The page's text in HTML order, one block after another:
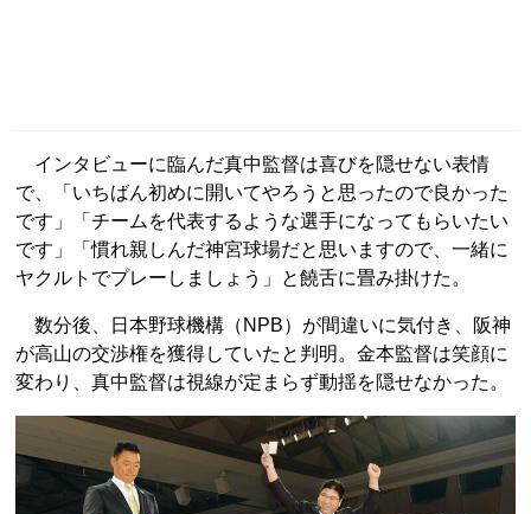
インタビューに臨んだ真中監督は喜びを隠せない表情
で、「いちばん初めに開いてやろうと思ったので良かった
です」「チームを代表するような選手になってもらいたい
です」「慣れ親しんだ神宮球場だと思いますので、一緒に
ヤクルトでプレーしましょう」と饒舌に畳み掛けた。
数分後、日本野球機構（NPB）が間違いに気付き、阪神
が高山の交渉権を獲得していたと判明。金本監督は笑顔に
変わり、真中監督は視線が定まらず動揺を隠せなかった。